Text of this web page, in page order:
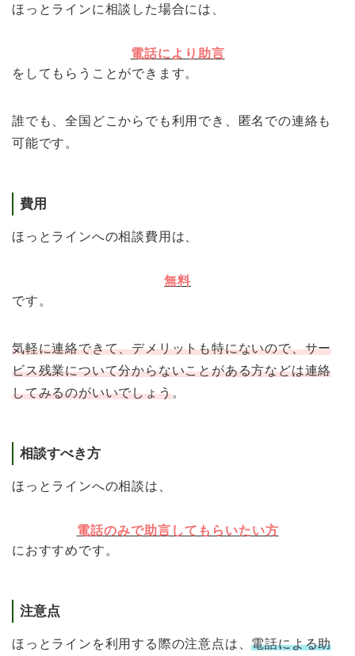
ほっとラインに相談した場合には、
電話により助言
をしてもらうことができます。
誰でも、全国どこからでも利用でき、匿名での連絡も
可能です。
費用
ほっとラインへの相談費用は、
無料
です。
気軽に連絡できて、デメリットも特にないので、サー
ビス残業について分からないことがある方などは連絡
してみるのがいいでしょう。
相談すべき方
ほっとラインへの相談は、
電話のみで助言してもらいたい方
におすすめです。
注意点
ほっとラインを利用する際の注意点は、電話による助